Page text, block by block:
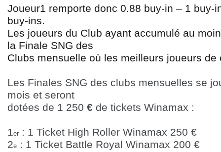
Joueur1 remporte donc 0.88 buy-in – 1 buy-
buy-ins.
Les joueurs du Club ayant accumulé au
la Finale SNG des
Clubs mensuelle où les meilleurs joueurs
Les Finales SNG des clubs mensuelles se
mois et seront
dotées de 1 250 € de tickets Winamax :
1er : 1 Ticket High Roller Winamax 250 €
2e : 1 Ticket Battle Royal Winamax 200 €